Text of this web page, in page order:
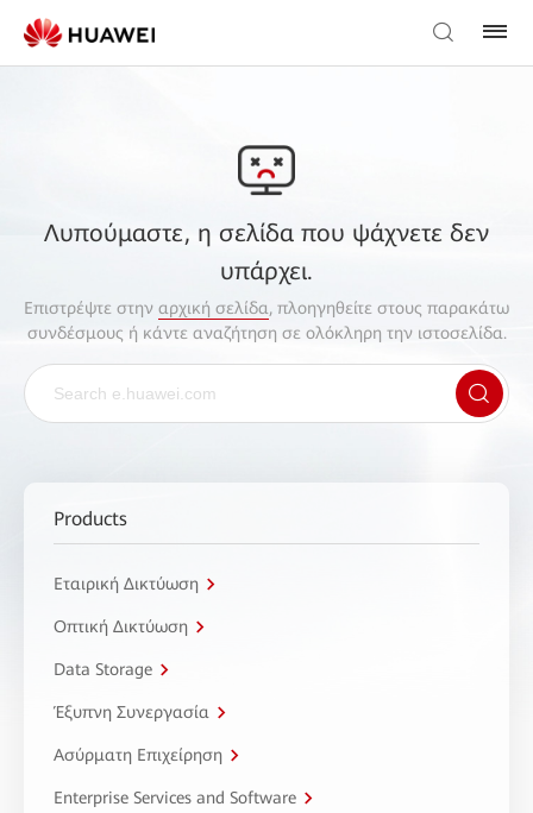
Λυπούμαστε, η σελίδα που ψάχνετε δεν
υπάρχει.
Επιστρέψτε στην αρχική σελίδα, πλοηγηθείτε στους παρακάτω
συνδέσμους ή κάντε αναζήτηση σε ολόκληρη την ιστοσελίδα.
Products
Εταιρική Δικτύωση
Οπτική Δικτύωση
Data Storage
Έξυπνη Συνεργασία
Ασύρματη Επιχείρηση
Enterprise Services and Software